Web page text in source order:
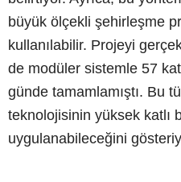
büyük ölçekli şehirleşme
kullanılabilir. Projeyi
de modüler sistemle 57
günde tamamlamıştı. Bu
teknolojisinin yüksek katlı
uygulanabileceğini